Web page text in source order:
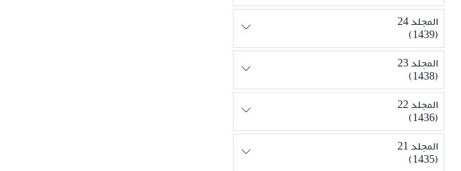
المجلد 24
(1439)
المجلد 23
(1438)
المجلد 22
(1436)
المجلد 21
(1435)